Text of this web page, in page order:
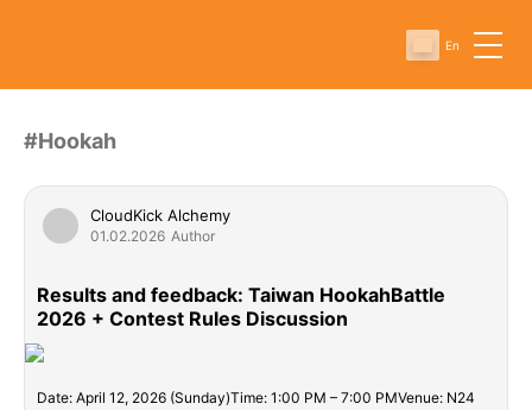
En
#Hookah
CloudKick Alchemy
01.02.2026 Author
Results and feedback: Taiwan HookahBattle
2026 + Contest Rules Discussion
Date: April 12, 2026 (Sunday)Time: 1:00 PM – 7:00 PMVenue: N24